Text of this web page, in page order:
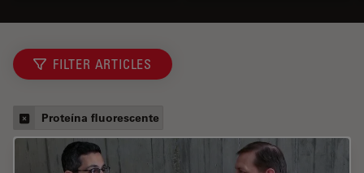
FILTER ARTICLES
Proteína fluorescente